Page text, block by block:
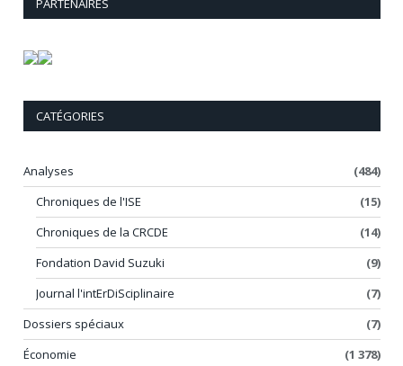
CATÉGORIES
Analyses
(484)
Chroniques de l'ISE
(15)
Chroniques de la CRCDE
(14)
Fondation David Suzuki
(9)
Journal l'intErDiSciplinaire
(7)
Dossiers spéciaux
(7)
Économie
(1 378)